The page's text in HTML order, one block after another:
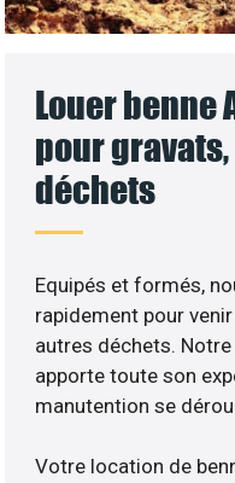
Louer benne
pour
déchets
Equipés et formés,
rapidement pour
autres déchets.
apporte toute son
manutention se
Votre location de